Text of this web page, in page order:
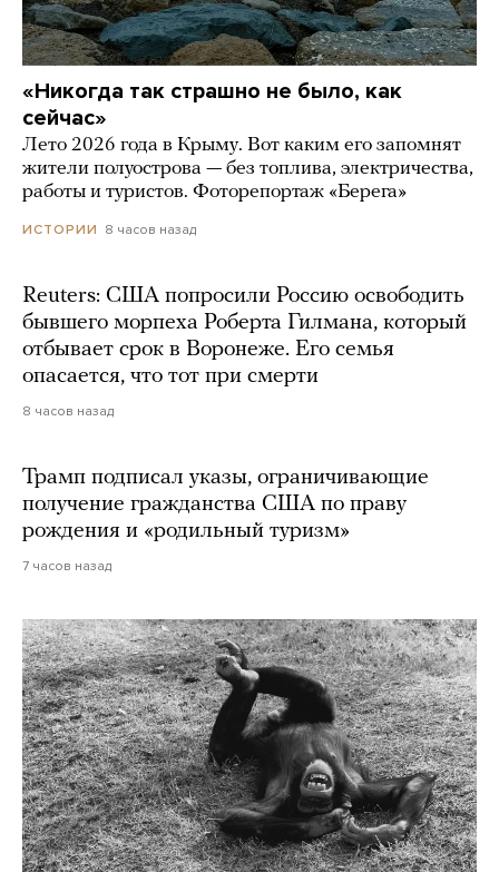
«Никогда так страшно не было, как
сейчас»
Лето 2026 года в Крыму. Вот каким его запомнят
жители полуострова — без топлива, электричества,
работы и туристов. Фоторепортаж «Берега»
ИСТОРИИ 8 часов назад
Reuters: США попросили Россию освободить
бывшего морпеха Роберта Гилмана, который
отбывает срок в Воронеже. Его семья
опасается, что тот при смерти
8 часов назад
Трамп подписал указы, ограничивающие
получение гражданства США по праву
рождения и «родильный туризм»
7 часов назад